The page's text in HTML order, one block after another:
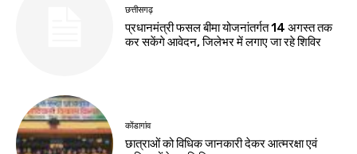
छत्तीसगढ़
प्रधानमंत्री फसल बीमा योजनांतर्गत 14 अगस्त तक
कर सकेंगे आवेदन, जिलेभर में लगाए जा रहे शिविर
कोंडागांव
छात्राओं को विधिक जानकारी देकर आत्मरक्षा एवं